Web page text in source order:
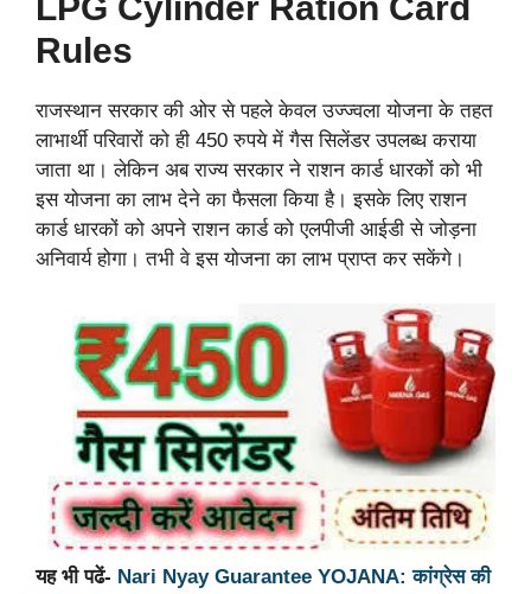
Rules
राजस्थान सरकार की ओर से पहले केवल उज्ज्वला योजना के तहत
लाभार्थी परिवारों को ही 450 रुपये में गैस सिलेंडर उपलब्ध कराया
जाता था। लेकिन अब राज्य सरकार ने राशन कार्ड धारकों को भी
इस योजना का लाभ देने का फैसला किया है। इसके लिए राशन
कार्ड धारकों को अपने राशन कार्ड को एलपीजी आईडी से जोड़ना
अनिवार्य होगा। तभी वे इस योजना का लाभ प्राप्त कर सकेंगे।
यह भी पढें- Nari Nyay Guarantee YOJANA: कांग्रेस की